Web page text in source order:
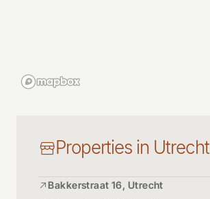
Properties in Utrecht
Bakkerstraat 16, Utrecht